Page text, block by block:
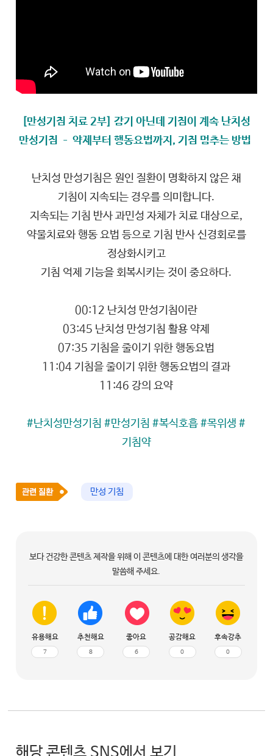
[만성기침 치료 2부] 감기 아닌데 기침이 계속 난치성
만성기침 – 약제부터 행동요법까지, 기침 멈추는 방법
난치성 만성기침은 원인 질환이 명확하지 않은 채
기침이 지속되는 경우를 의미합니다.
지속되는 기침 반사 과민성 자체가 치료 대상으로,
약물치료와 행동 요법 등으로 기침 반사 신경회로를
정상화시키고
기침 억제 기능을 회복시키는 것이 중요하다.
00:12 난치성 만성기침이란
03:45 난치성 만성기침 활용 약제
07:35 기침을 줄이기 위한 행동요법
11:04 기침을 줄이기 위한 행동요법의 결과
11:46 강의 요약
#난치성만성기침 #만성기침 #복식호흡 #목위생 #
기침약
만성 기침
보다 건강한 콘텐츠 제작을 위해 이 콘텐츠에 대한 여러분의 생각을
말씀해 주세요.
유용해요
7
추천해요
8
좋아요
6
공감해요
0
후속강추
0
해당 콘텐츠 SNS에서 보기